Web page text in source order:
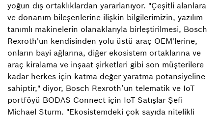
yoğun dış ortaklıklardan yararlanıyor. "Çeşitli alanlara
ve donanım bileşenlerine ilişkin bilgilerimizin, yazılım
tanımlı makinelerin olanaklarıyla birleştirilmesi, Bosch
Rexroth'un kendisinden yolu üstü araç OEM'lerine,
onların bayi ağlarına, diğer ekosistem ortaklarına ve
araç kiralama ve inşaat şirketleri gibi son müşterilere
kadar herkes için katma değer yaratma potansiyeline
sahiptir," diyor, Bosch Rexroth’un telematik ve IoT
portföyü BODAS Connect için IoT Satışlar Şefi
Michael Sturm. "Ekosistemdeki çok sayıda nitelikli